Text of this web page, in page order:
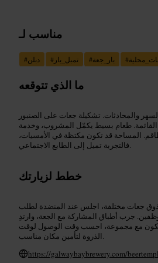
مناسب لـ
#دبلن # تمبل_بار #بار_جعة #
ما الذي تتوقعه
والمحادثات. تشكيلة جعات على الصنبور
طعام بسيط يكمّل المشروب، وخدمة
المساحة قد تكون مكتظة في الأمسيات،
فالتجربة تميل إلى الطابع الاجتماعي.
خطط لزيارتك
جعات مختلفة، اجلس عند المنضدة لطلب
جرب أطباق المشاركة مع الجعة، وارتدِ
مع مجموعة، احسب وقت الوصول لوقت
الذروة لتأمين مكان مناسب.
https://galwaybaybrewery.com/